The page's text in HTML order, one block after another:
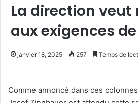
La direction veut
aux exigences
janvier 18, 2025 257 Temps de
Comme annoncé dans ces